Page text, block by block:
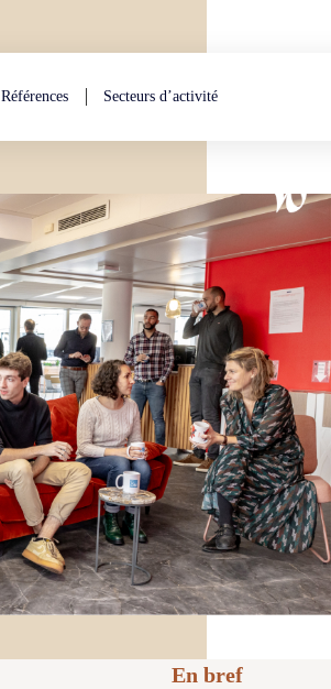
Références Secteurs d’activité
En bref